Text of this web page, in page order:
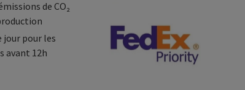
de CO₂
jour pour les
avant 12h